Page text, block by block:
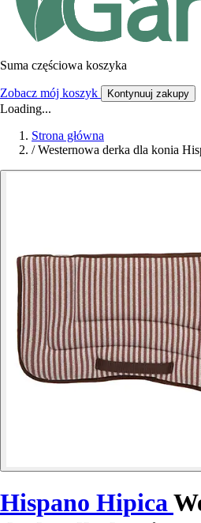
Suma częściowa koszyka
Zobacz mój koszyk Kontynuuj zakupy
Loading...
Strona główna
/ Westernowa derka dla konia
Hispano Hipica